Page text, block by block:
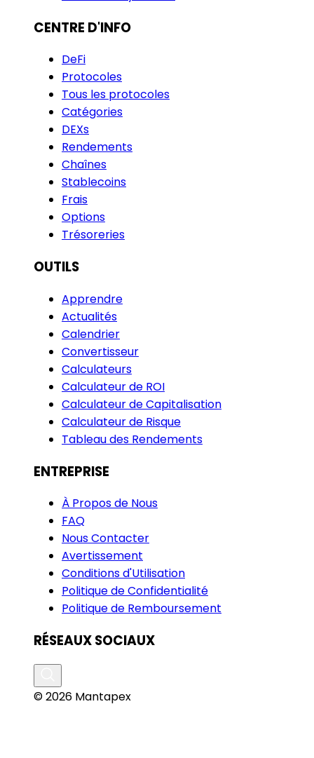
CENTRE D'INFO
DeFi
Protocoles
Tous les protocoles
Catégories
DEXs
Rendements
Chaînes
Stablecoins
Frais
Options
Trésoreries
OUTILS
Apprendre
Actualités
Calendrier
Convertisseur
Calculateurs
Calculateur de ROI
Calculateur de Capitalisation
Calculateur de Risque
Tableau des Rendements
ENTREPRISE
À Propos de Nous
FAQ
Nous Contacter
Avertissement
Conditions d'Utilisation
Politique de Confidentialité
Politique de Remboursement
RÉSEAUX SOCIAUX
© 2026 Mantapex